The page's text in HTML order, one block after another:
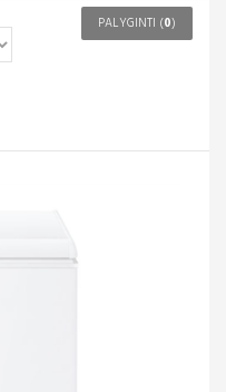
PALYGINTI (0)